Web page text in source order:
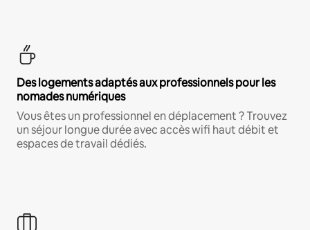
Des logements adaptés aux professionnels pour les
nomades numériques
Vous êtes un professionnel en déplacement ? Trouvez
un séjour longue durée avec accès wifi haut débit et
espaces de travail dédiés.